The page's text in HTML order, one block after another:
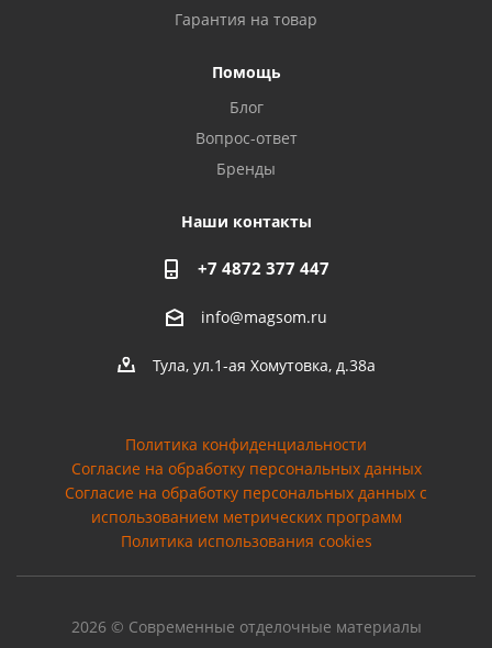
Гарантия на товар
Помощь
Блог
Вопрос-ответ
Бренды
Наши контакты
+7 4872 377 447
info@magsom.ru
Тула, ул.1-ая Хомутовка, д.38а
Политика конфиденциальности
Согласие на обработку персональных данных
Cогласие на обработку персональных данных с
использованием метрических программ
Политика использования cookies
2026 © Современные отделочные материалы